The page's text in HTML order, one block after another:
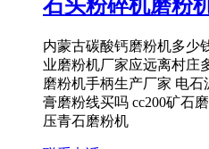
石头粉碎机磨粉
内蒙古碳酸钙磨粉机多少
业磨粉机厂家应远离村庄
磨粉机手柄生产厂家 电
膏磨粉线买吗 cc200矿石
压青石磨粉机